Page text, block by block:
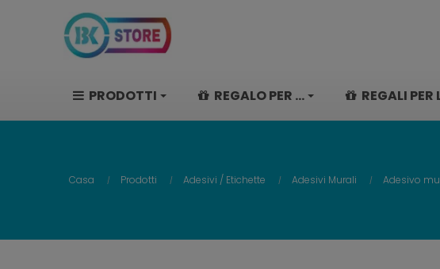
PRODOTTI REGALO PER ... REGALI PER
Casa Prodotti Adesivi / Etichette Adesivi Murali Adesivo